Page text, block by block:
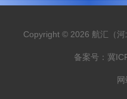
Copyright © 2026 航汇（
备案号： 冀